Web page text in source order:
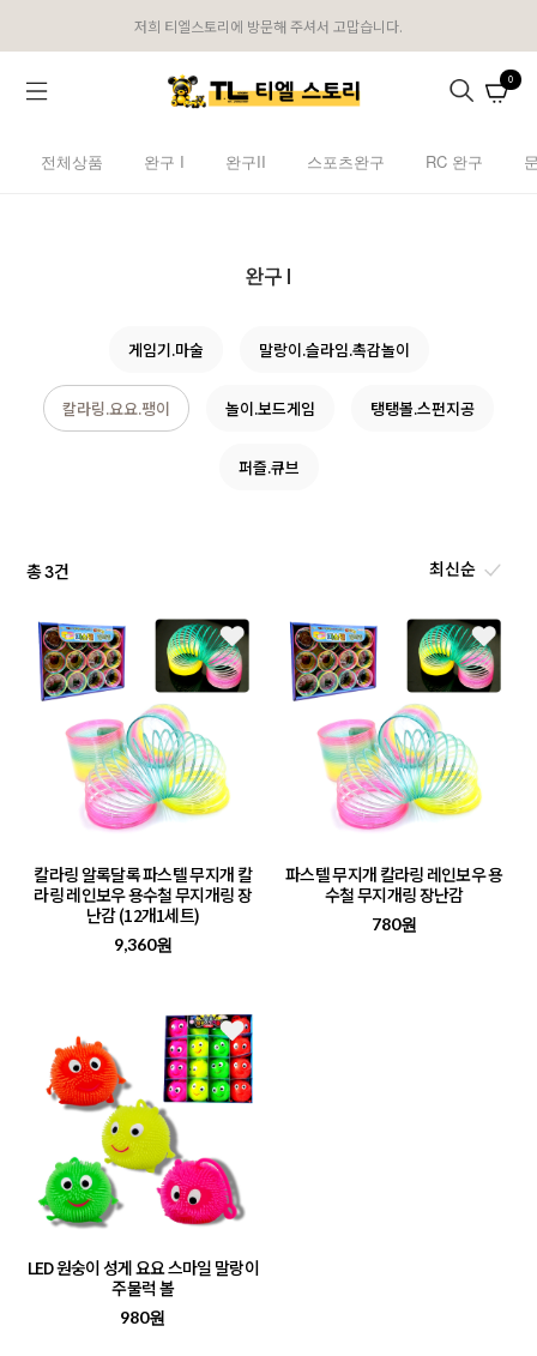
저희 티엘스토리에 방문해 주셔서 고맙습니다.
0
전체상품 완구 I 완구II 스포츠완구 RC 완구
완구 I
게임기.마술 말랑이.슬라임.촉감놀이
칼라링.요요.팽이 놀이.보드게임 탱탱볼.스펀지공
퍼즐.큐브
총3건
칼라링 알록달록 파스텔 무지개 칼
라링 레인보우 용수철 무지개링 장
난감 (12개1세트)
9,360원
파스텔 무지개 칼라링 레인보우 용
수철 무지개링 장난감
780원
LED 원숭이 성게 요요 스마일 말랑이
주물럭 볼
980원